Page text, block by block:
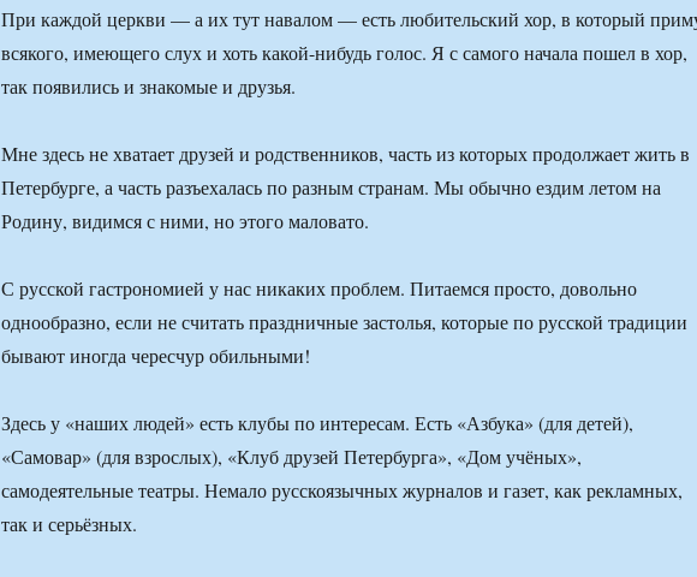
При каждой церкви — а их тут навалом — есть любительский хор, в который
всякого, имеющего слух и хоть какой-нибудь голос. Я с самого начала пошел в хор,
так появились и знакомые и друзья.
Мне здесь не хватает друзей и родственников, часть из которых продолжает жить в
Петербурге, а часть разъехалась по разным странам. Мы обычно ездим летом на
Родину, видимся с ними, но этого маловато.
С русской гастрономией у нас никаких проблем. Питаемся просто, довольно
однообразно, если не считать праздничные застолья, которые по русской традиции
бывают иногда чересчур обильными!
Здесь у «наших людей» есть клубы по интересам. Есть «Азбука» (для детей),
«Самовар» (для взрослых), «Клуб друзей Петербурга», «Дом учёных»,
самодеятельные театры. Немало русскоязычных журналов и газет, как рекламных,
так и серьёзных.